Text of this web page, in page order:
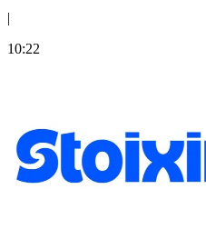
|
10:22